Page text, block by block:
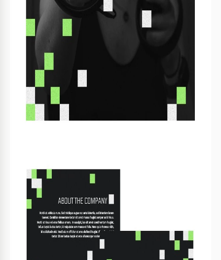
modèle de brochure
est un choix essentiel pour les
entreprises cherchant à avoir un fort impact dans l'industrie
technologique.
: les accents verts sur une base noire sont
immédiatement associés à Matrix, au code et aux
calculs mathématiques complexes.
Fintech et cryptomonnaies : les transactions
numériques, la blockchain et d'autres solutions
financières alternatives sont un autre domaine où
notre design réussit.
d'excellentes idées, car c'est là que les soulignements
verts sur une base sombre fonctionnent comme un
rétroéclairage.
Comme vous pouvez le constater, le modèle devant vous est
un outil universel qui peut être adapté à vos besoins en
quelques clics et vous servir de manière fiable.
Pouvez-vous personnaliser le modèle?